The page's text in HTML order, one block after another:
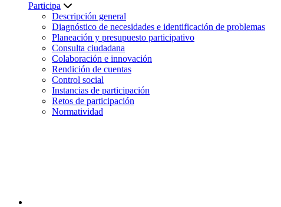
Participa
Descripción general
Diagnóstico de necesidades e identificación de problemas
Planeación y presupuesto participativo
Consulta ciudadana
Colaboración e innovación
Rendición de cuentas
Control social
Instancias de participación
Retos de participación
Normatividad